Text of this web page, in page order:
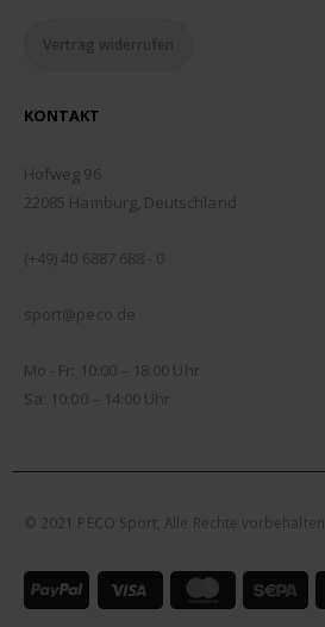
Vertrag widerrufen
KONTAKT
Hofweg 96
22085 Hamburg, Deutschland
(+49) 40 6887 688 - 0
sport@peco.de
Mo - Fr: 10:00 – 18:00 Uhr
Sa: 10:00 – 14:00 Uhr
© 2021 PECO Sport, Alle Rechte vorbehalten.